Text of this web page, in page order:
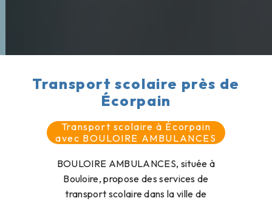
Transport scolaire près de
Écorpain
Transport scolaire à Écorpain
avec BOULOIRE AMBULANCES
BOULOIRE AMBULANCES, située à
Bouloire, propose des services de
transport scolaire dans la ville de